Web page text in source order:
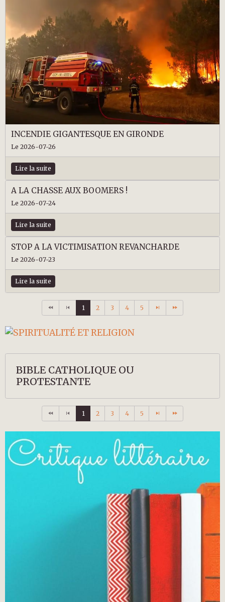
INCENDIE GIGANTESQUE EN GIRONDE
Le 2026-07-26
Lire la suite
A LA CHASSE AUX BOOMERS !
Le 2026-07-24
Lire la suite
STOP A LA VICTIMISATION REVANCHARDE
Le 2026-07-23
Lire la suite
1 2 3 4 5
BIBLE CATHOLIQUE OU
PROTESTANTE
1 2 3 4 5